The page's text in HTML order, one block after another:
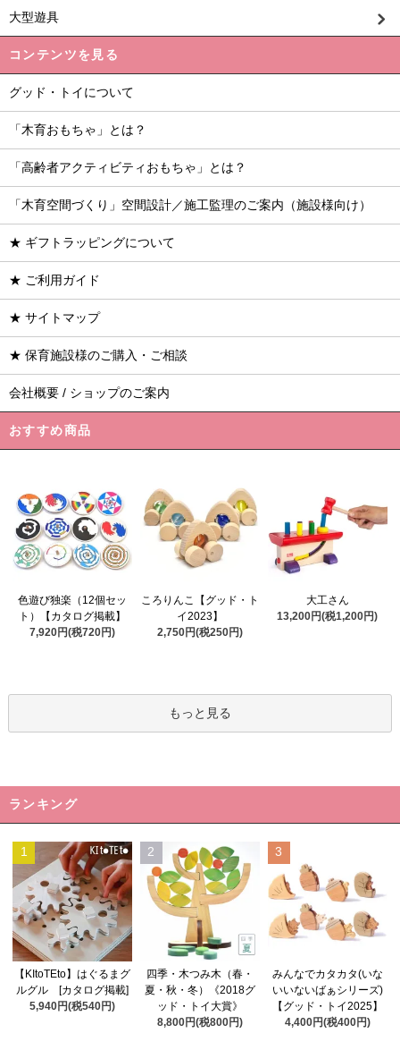
大型遊具
コンテンツを見る
グッド・トイについて
「木育おもちゃ」とは？
「高齢者アクティビティおもちゃ」とは？
「木育空間づくり」空間設計／施工監理のご案内（施設様向け）
★ ギフトラッピングについて
★ ご利用ガイド
★ サイトマップ
★ 保育施設様のご購入・ご相談
会社概要 / ショップのご案内
おすすめ商品
色遊び独楽（12個セッ
ト）【カタログ掲載】
7,920円(税720円)
ころりんこ【グッド・ト
イ2023】
2,750円(税250円)
大工さん
13,200円(税1,200円)
もっと見る
ランキング
1
【KItoTEto】はぐるまグ
ルグル [カタログ掲載]
5,940円(税540円)
2
四季・木つみ木（春・
夏・秋・冬）《2018グ
ッド・トイ大賞》
8,800円(税800円)
3
みんなでカタカタ(いな
いいないばぁシリーズ)
【グッド・トイ2025】
4,400円(税400円)